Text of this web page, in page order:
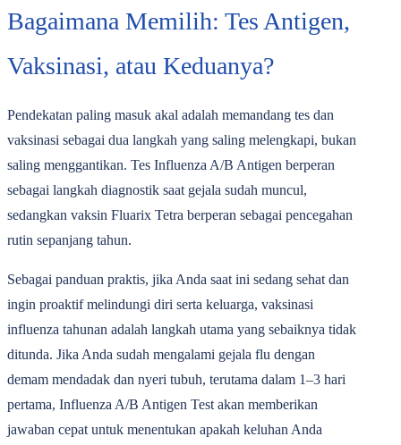
Bagaimana Memilih: Tes Antigen,
Vaksinasi, atau Keduanya?
Pendekatan paling masuk akal adalah memandang tes dan
vaksinasi sebagai dua langkah yang saling melengkapi, bukan
saling menggantikan. Tes Influenza A/B Antigen berperan
sebagai langkah diagnostik saat gejala sudah muncul,
sedangkan vaksin Fluarix Tetra berperan sebagai pencegahan
rutin sepanjang tahun.
Sebagai panduan praktis, jika Anda saat ini sedang sehat dan
ingin proaktif melindungi diri serta keluarga, vaksinasi
influenza tahunan adalah langkah utama yang sebaiknya tidak
ditunda. Jika Anda sudah mengalami gejala flu dengan
demam mendadak dan nyeri tubuh, terutama dalam 1‒3 hari
pertama, Influenza A/B Antigen Test akan memberikan
jawaban cepat untuk menentukan apakah keluhan Anda